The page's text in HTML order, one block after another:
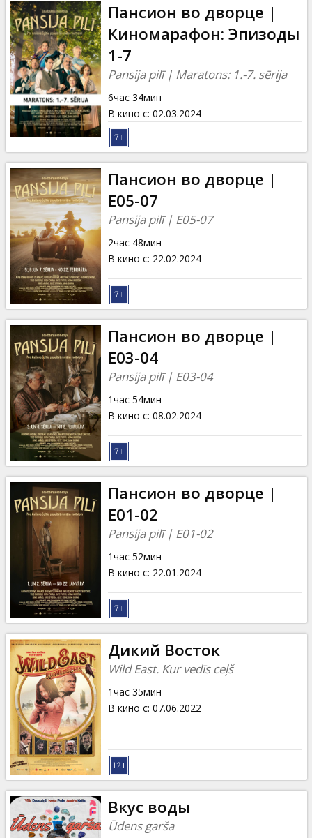
Пансион во дворце |
Киномарафон: Эпизоды
1-7
Pansija pilī | Maratons: 1.-7. sērija
6час 34мин
В кино с: 02.03.2024
Пансион во дворце |
E05-07
Pansija pilī | E05-07
2час 48мин
В кино с: 22.02.2024
Пансион во дворце |
E03-04
Pansija pilī | E03-04
1час 54мин
В кино с: 08.02.2024
Пансион во дворце |
E01-02
Pansija pilī | E01-02
1час 52мин
В кино с: 22.01.2024
Дикий Восток
Wild East. Kur vedīs ceļš
1час 35мин
В кино с: 07.06.2022
Вкус воды
Ūdens garša